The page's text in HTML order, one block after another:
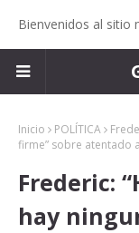
Bienvenidos al sitio
Inicio POLÍTICA
firme” sobre atentado
Frederic:
hay